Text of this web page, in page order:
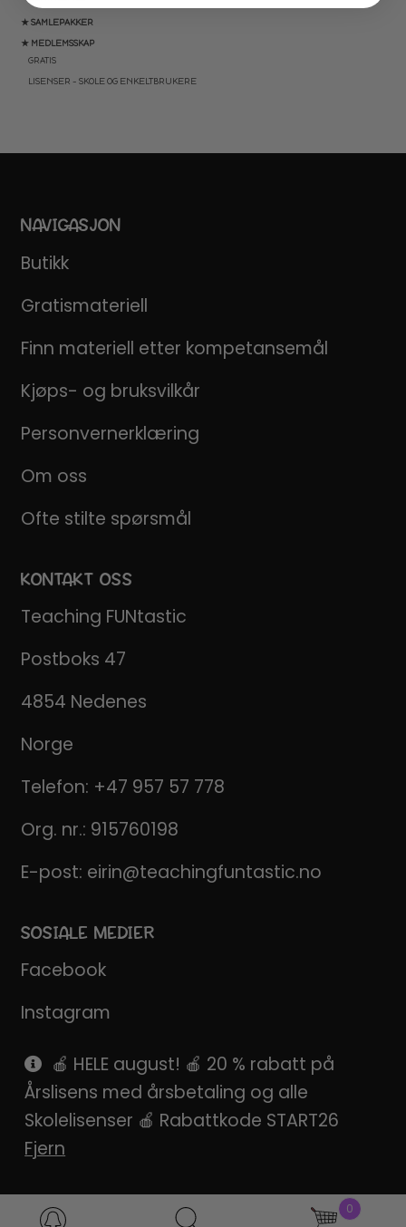
★ SAMLEPAKKER
★ MEDLEMSSKAP
GRATIS
LISENSER – SKOLE OG ENKELTBRUKERE
NAVIGASJON
Butikk
Gratismateriell
Finn materiell etter kompetansemål
Kjøps- og bruksvilkår
Personvernerklæring
Om oss
Ofte stilte spørsmål
KONTAKT OSS
Teaching FUNtastic
Postboks 47
4854 Nedenes
Norge
Telefon: +47 957 57 778
Org. nr.: 915760198
E-post: eirin@teachingfuntastic.no
SOSIALE MEDIER
Facebook
Instagram
Pinterest
SnapChat
0
🍎 HELE august! 🍎 20 % rabatt på
Årslisens med årsbetaling og alle
Skolelisenser 🍎 Rabattkode START26
Fjern